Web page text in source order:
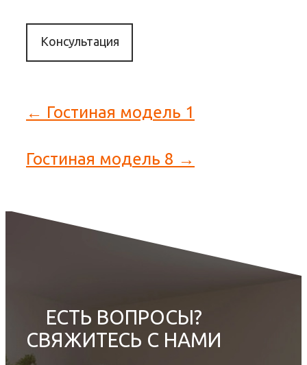
Консультация
← Гостиная модель 1
Гостиная модель 8 →
ЕСТЬ ВОПРОСЫ?
СВЯЖИТЕСЬ С НАМИ